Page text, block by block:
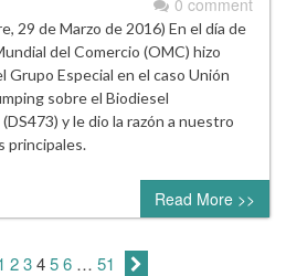
29 de Marzo de 2016) En el día de
del Comercio (OMC) hizo
Grupo Especial en el caso Unión
sobre el Biodiesel
y le dio la razón a nuestro
principales.
Read More >>
2 3 4 5 6 … 51